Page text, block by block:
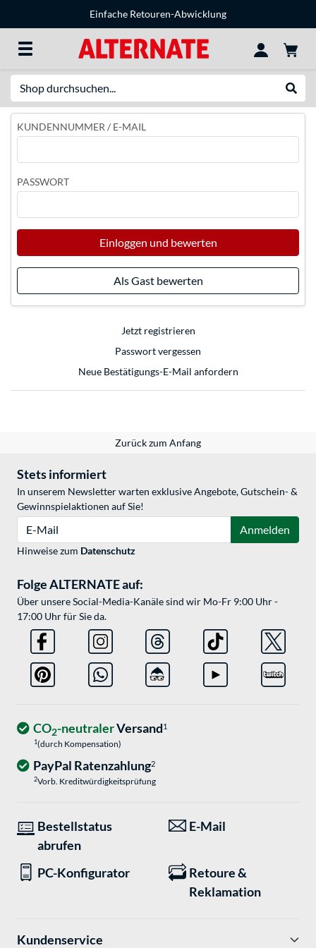
Einfache Retouren-Abwicklung
KUNDENNUMMER / E-MAIL
PASSWORT
Einloggen und bewerten
Als Gast bewerten
Jetzt registrieren
Passwort vergessen
Neue Bestätigungs-E-Mail anfordern
Zurück zum Anfang
Stets informiert
In unserem Newsletter warten exklusive Angebote, Gutschein- &
Gewinnspielaktionen auf Sie!
Anmelden
Hinweise zum Datenschutz
Folge ALTERNATE auf:
Über unsere Social-Media-Kanäle sind wir Mo-Fr 9:00 Uhr -
17:00 Uhr für Sie da.
CO2-neutralerVersand1
1(durch Kompensation)
PayPal Ratenzahlung2
2Vorb. Kreditwürdigkeitsprüfung
Bestellstatus
abrufen
E-Mail
PC-Konfigurator
Retoure &
Reklamation
Kundenservice